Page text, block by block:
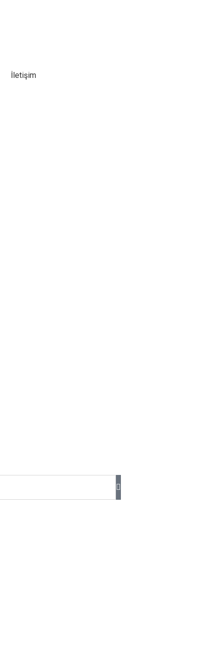
İletişim